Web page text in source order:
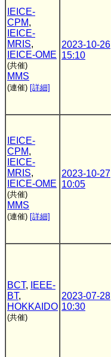
IEICE-
CPM,
IEICE-
MRIS,
IEICE-OME
(共催)
MMS
(連催) [詳細]
2023-10-26
15:10
IEICE-
CPM,
IEICE-
MRIS,
IEICE-OME
(共催)
MMS
(連催) [詳細]
2023-10-27
10:05
BCT,
IEEE-
BT,
HOKKAIDO
(共催)
2023-07-28
10:30